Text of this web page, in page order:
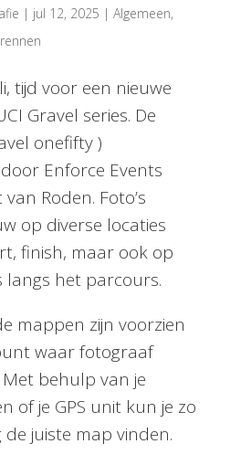
| jul 12, 2025 | Algemeen,
tijd voor een nieuwe
Gravel series. De
onefifty )
Enforce Events
Roden. Foto’s
op diverse locaties
finish, maar ook op
langs het parcours.
mappen zijn voorzien
waar fotograaf
behulp van je
of je GPS unit kun je zo
juiste map vinden.